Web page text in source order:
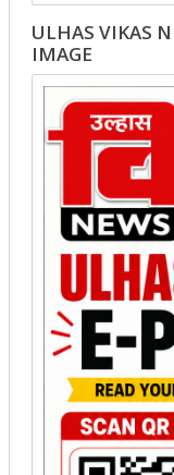
ULHAS VIKAS
IMAGE